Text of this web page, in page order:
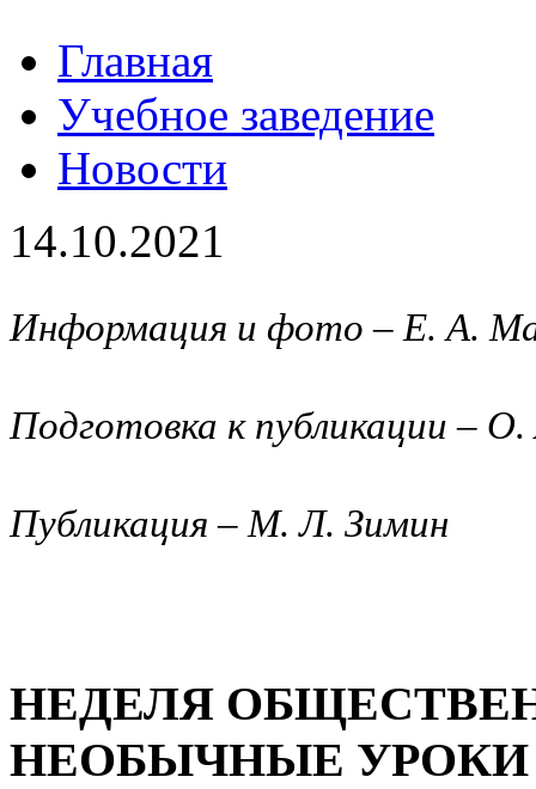
Главная
Учебное заведение
Новости
14.10.2021
Информация и фото – Е. А.
Подготовка к публикации –
Публикация – М. Л. Зимин
НЕДЕЛЯ
НЕОБЫЧНЫЕ УРОКИ